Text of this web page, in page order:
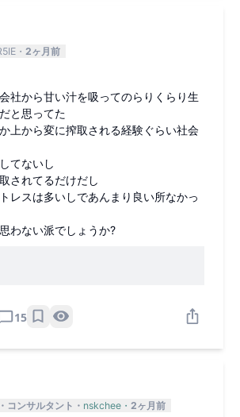
2ヶ月前
社から甘い汁を吸ってのらりくらり生
と思ってた
上から変に搾取される経験ぐらい社会
てないし
されてるだけだし
レスは多いしであんまり良い所なかっ
わない派でしょうか?
15
コンサルタント nskchee 2ヶ月前